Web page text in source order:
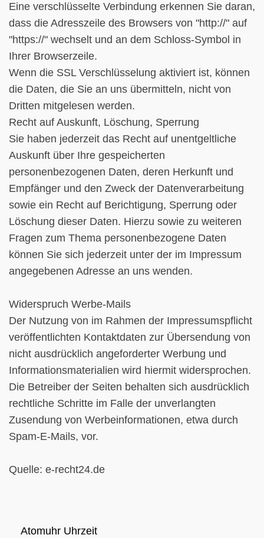
Eine verschlüsselte Verbindung erkennen Sie daran,
dass die Adresszeile des Browsers von "http://" auf
"https://" wechselt und an dem Schloss-Symbol in
Ihrer Browserzeile.
Wenn die SSL Verschlüsselung aktiviert ist, können
die Daten, die Sie an uns übermitteln, nicht von
Dritten mitgelesen werden.
Recht auf Auskunft, Löschung, Sperrung
Sie haben jederzeit das Recht auf unentgeltliche
Auskunft über Ihre gespeicherten
personenbezogenen Daten, deren Herkunft und
Empfänger und den Zweck der Datenverarbeitung
sowie ein Recht auf Berichtigung, Sperrung oder
Löschung dieser Daten. Hierzu sowie zu weiteren
Fragen zum Thema personenbezogene Daten
können Sie sich jederzeit unter der im Impressum
angegebenen Adresse an uns wenden.
Widerspruch Werbe-Mails
Der Nutzung von im Rahmen der Impressumspflicht
veröffentlichten Kontaktdaten zur Übersendung von
nicht ausdrücklich angeforderter Werbung und
Informationsmaterialien wird hiermit widersprochen.
Die Betreiber der Seiten behalten sich ausdrücklich
rechtliche Schritte im Falle der unverlangten
Zusendung von Werbeinformationen, etwa durch
Spam-E-Mails, vor.
Quelle: e-recht24.de
Atomuhr Uhrzeit